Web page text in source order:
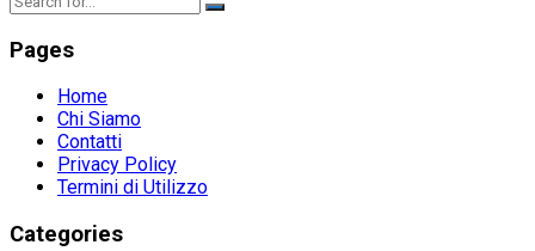
Pages
Home
Chi Siamo
Contatti
Privacy Policy
Termini di Utilizzo
Categories